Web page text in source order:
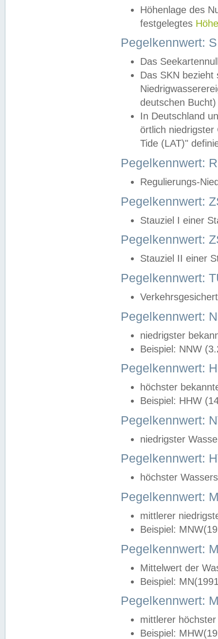
Höhenlage des
festgelegtes
Pegelkennwert:
Das
Das SKN
deutschen
In Deutschland
örtlich
Tide (LAT)"
Pegelkennwert:
Regulierungs-
Pegelkennwert:
Stauziel I einer
Pegelkennwert:
Stauziel II einer
Pegelkennwert:
Pegelkennwert:
niedrigster
Beispiel: NNW
Pegelkennwert:
höchster
Beispiel: HHW
Pegelkennwert:
niedrigster
Pegelkennwert:
höchster
Pegelkennwert:
mittlerer
Beispiel:
Pegelkennwert:
Mittelwert der
Beispiel:
Pegelkennwert:
mittlerer
Beispiel: